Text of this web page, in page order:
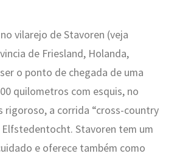
vilarejo de Stavoren (veja
de Friesland, Holanda,
o ponto de chegada de uma
quilometros com esquis, no
rigoroso, a corrida “cross-country
Elfstedentocht. Stavoren tem um
e oferece também como